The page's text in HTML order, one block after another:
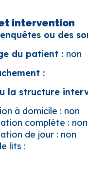
intervention
ou des
du patient : non
:
la structure
à domicile : non
complète : non
de jour : non
lits :